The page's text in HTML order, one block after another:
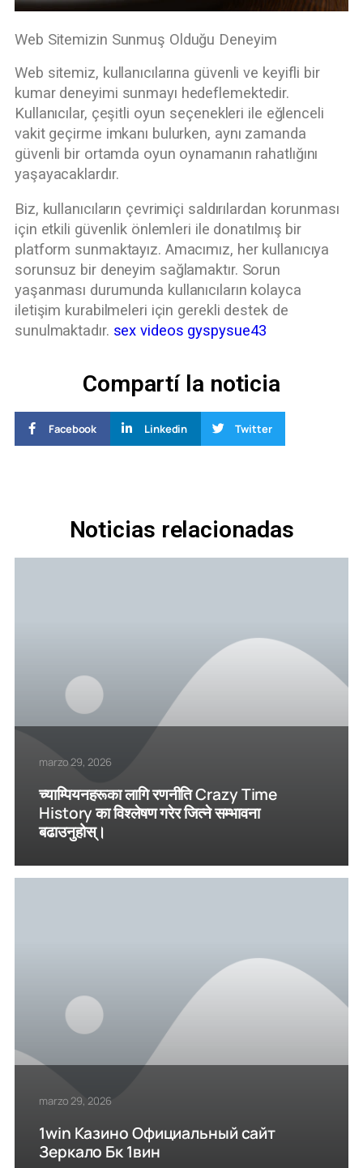
Web Sitemizin Sunmuş Olduğu Deneyim
Web sitemiz, kullanıcılarına güvenli ve keyifli bir
kumar deneyimi sunmayı hedeflemektedir.
Kullanıcılar, çeşitli oyun seçenekleri ile eğlenceli
vakit geçirme imkanı bulurken, aynı zamanda
güvenli bir ortamda oyun oynamanın rahatlığını
yaşayacaklardır.
Biz, kullanıcıların çevrimiçi saldırılardan korunması
için etkili güvenlik önlemleri ile donatılmış bir
platform sunmaktayız. Amacımız, her kullanıcıya
sorunsuz bir deneyim sağlamaktır. Sorun
yaşanması durumunda kullanıcıların kolayca
iletişim kurabilmeleri için gerekli destek de
sunulmaktadır. sex videos gyspysue43
Compartí la noticia
Facebook Linkedin Twitter
Noticias relacionadas
marzo 29, 2026
च्याम्पियनहरूका लागि रणनीति Crazy Time
History का विश्लेषण गरेर जित्ने सम्भावना
बढाउनुहोस्।
marzo 29, 2026
1win Казино Официальный сайт
Зеркало Бк 1вин